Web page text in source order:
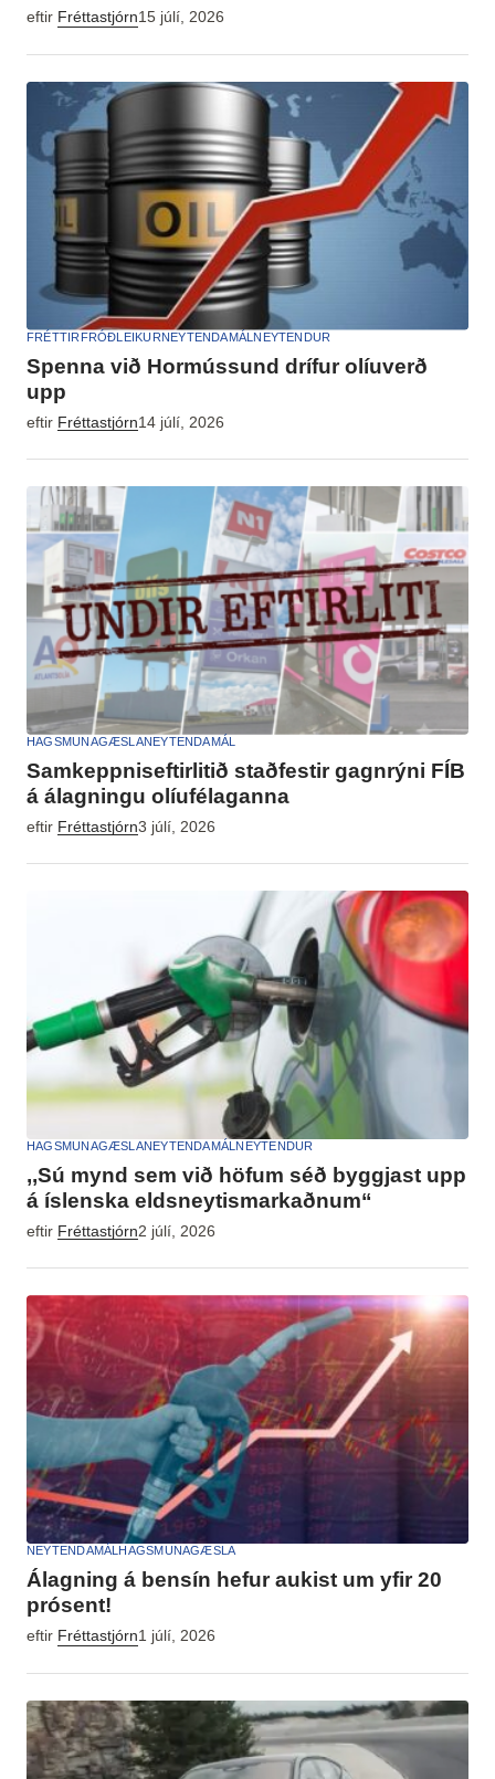
eftir Fréttastjórn15 júlí, 2026
FRÉTTIR FRÓÐLEIKURNEYTENDAMÁL NEYTENDUR
Spenna við Hormússund drífur olíuverð
upp
eftir Fréttastjórn14 júlí, 2026
HAGSMUNAGÆSLANEYTENDAMÁL
Samkeppniseftirlitið staðfestir gagnrýni FÍB
á álagningu olíufélaganna
eftir Fréttastjórn3 júlí, 2026
HAGSMUNAGÆSLANEYTENDAMÁL NEYTENDUR
,,Sú mynd sem við höfum séð byggjast upp
á íslenska eldsneytismarkaðnum“
eftir Fréttastjórn2 júlí, 2026
NEYTENDAMÁL HAGSMUNAGÆSLA
Álagning á bensín hefur aukist um yfir 20
prósent!
eftir Fréttastjórn1 júlí, 2026